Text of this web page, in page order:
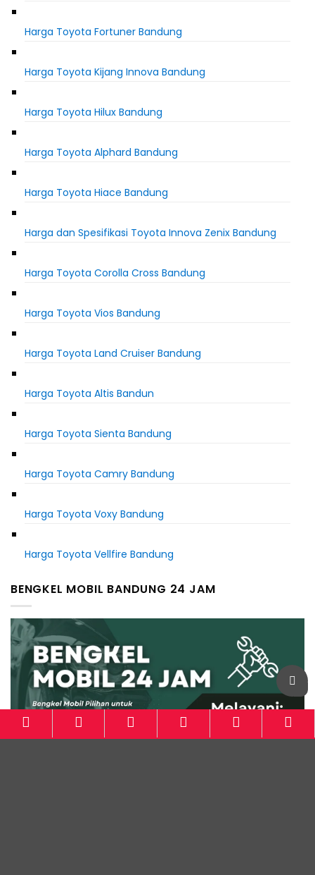
Harga Toyota Fortuner Bandung
Harga Toyota Kijang Innova Bandung
Harga Toyota Hilux Bandung
Harga Toyota Alphard Bandung
Harga Toyota Hiace Bandung
Harga dan Spesifikasi Toyota Innova Zenix Bandung
Harga Toyota Corolla Cross Bandung
Harga Toyota Vios Bandung
Harga Toyota Land Cruiser Bandung
Harga Toyota Altis Bandun
Harga Toyota Sienta Bandung
Harga Toyota Camry Bandung
Harga Toyota Voxy Bandung
Harga Toyota Vellfire Bandung
BENGKEL MOBIL BANDUNG 24 JAM